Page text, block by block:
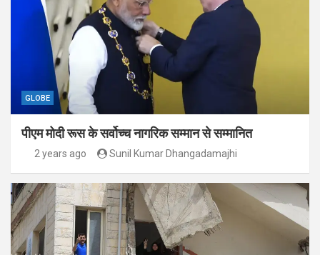
GLOBE
पीएम मोदी रूस के सर्वोच्च नागरिक सम्मान से सम्मानित
2 years ago Sunil Kumar Dhangadamajhi